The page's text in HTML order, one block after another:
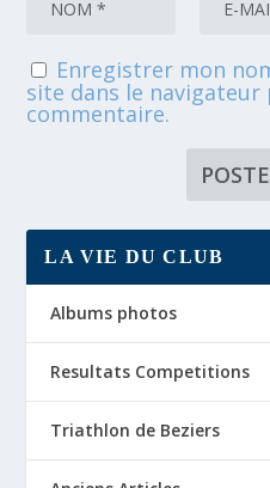
Enregistrer mon
site dans le
commentaire.
LA VIE DU CLUB
Albums photos
Resultats Competitions
Triathlon de Beziers